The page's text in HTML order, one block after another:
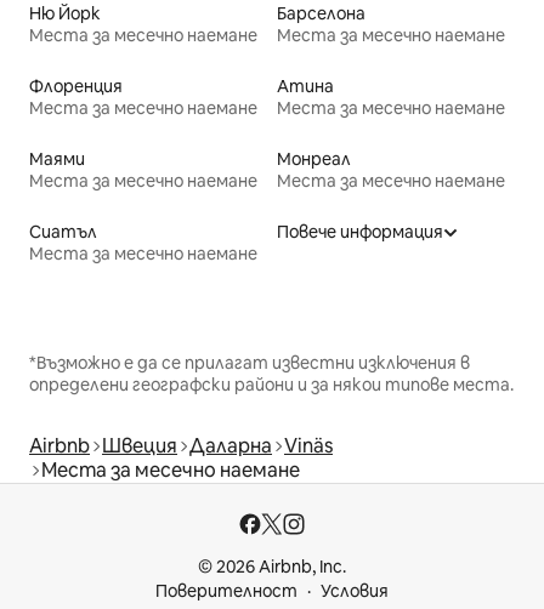
Ню Йорк
Места за месечно наемане
Барселона
Места за месечно наемане
Флоренция
Места за месечно наемане
Атина
Места за месечно наемане
Маями
Места за месечно наемане
Монреал
Места за месечно наемане
Сиатъл
Места за месечно наемане
Повече информация
*Възможно е да се прилагат известни изключения в
определени географски райони и за някои типове места.
Airbnb Швеция Даларна Vinäs
Места за месечно наемане
© 2026 Airbnb, Inc.
Поверителност
Условия